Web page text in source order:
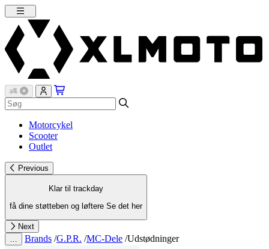
Motorcykel
Scooter
Outlet
Previous
Klar til trackday
få dine støtteben og løftere Se det her
Next
Brands /G.P.R. /MC-Dele /Udstødninger